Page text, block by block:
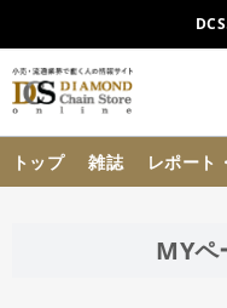
トップ 雑誌 レポート
MYペ